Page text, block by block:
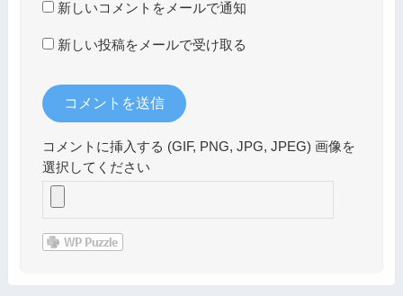
新しいコメントをメールで通知
新しい投稿をメールで受け取る
コメントに挿入する (GIF, PNG, JPG, JPEG) 画像を
選択してください